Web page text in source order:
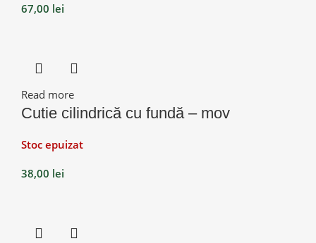
67,00 lei
Read more
Cutie cilindrică cu fundă – mov
Stoc epuizat
38,00 lei